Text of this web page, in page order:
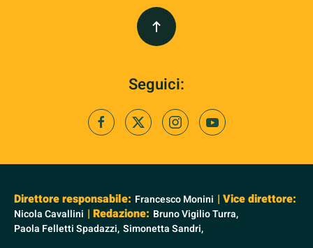
Seguici:
Direttore responsabile: Francesco Monini | Vice direttore:
Nicola Cavallini | Redazione: Bruno Vigilio Turra,
Paola Felletti Spadazzi, Simonetta Sandri,